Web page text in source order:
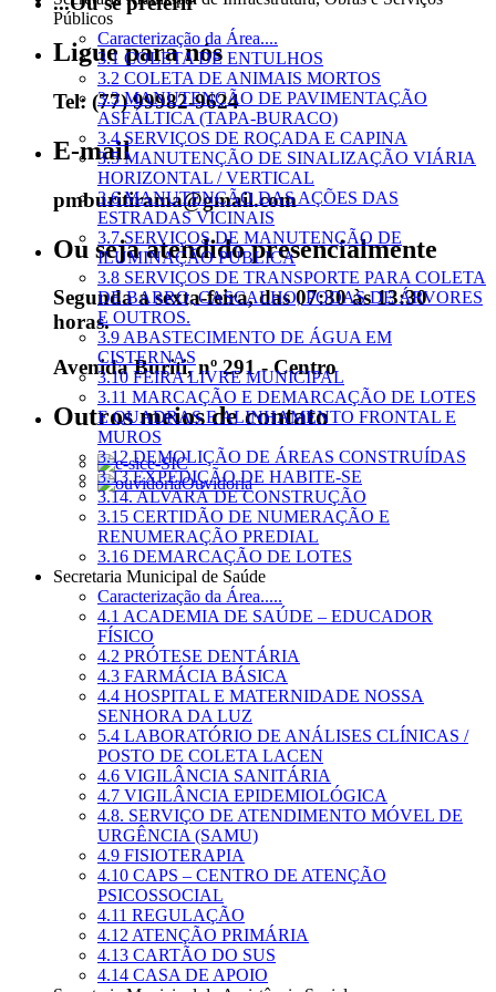
Ligue para nós
Tel: (77) 99982-9624
E-mail
pmburitirama@gmail.com
Ou seja atendido presencialmente
Segunda a sexta-feira, das 07:30 às 13:30
horas.
Avenida Buriti, nº 291 - Centro
Outros meios de contato
e-SIC
Ouvidoria
Públicos
Caracterização da Área....
3.1 COLETA DE ENTULHOS
3.2 COLETA DE ANIMAIS MORTOS
3.3 MANUTENÇÃO DE PAVIMENTAÇÃO
ASFÁLTICA (TAPA-BURACO)
3.4 SERVIÇOS DE ROÇADA E CAPINA
3.5 MANUTENÇÃO DE SINALIZAÇÃO VIÁRIA
HORIZONTAL / VERTICAL
3.6 MANUTENÇÃO DAS AÇÕES DAS
ESTRADAS VICINAIS
3.7 SERVIÇOS DE MANUTENÇÃO DE
ILUMINAÇÃO PÚBLICA
3.8 SERVIÇOS DE TRANSPORTE PARA COLETA
DE BARRO, CASCALHO, PODAS DE ÁRVORES
E OUTROS.
3.9 ABASTECIMENTO DE ÁGUA EM
CISTERNAS
3.10 FEIRA LIVRE MUNICIPAL
3.11 MARCAÇÃO E DEMARCAÇÃO DE LOTES
E QUADRAS E ALINHAMENTO FRONTAL E
MUROS
3.12 DEMOLIÇÃO DE ÁREAS CONSTRUÍDAS
3.13 EXPEDIÇÃO DE HABITE-SE
3.14. ALVARÁ DE CONSTRUÇÃO
3.15 CERTIDÃO DE NUMERAÇÃO E
RENUMERAÇÃO PREDIAL
3.16 DEMARCAÇÃO DE LOTES
Secretaria Municipal de Saúde
Caracterização da Área.....
4.1 ACADEMIA DE SAÚDE – EDUCADOR
FÍSICO
4.2 PRÓTESE DENTÁRIA
4.3 FARMÁCIA BÁSICA
4.4 HOSPITAL E MATERNIDADE NOSSA
SENHORA DA LUZ
5.4 LABORATÓRIO DE ANÁLISES CLÍNICAS /
POSTO DE COLETA LACEN
4.6 VIGILÂNCIA SANITÁRIA
4.7 VIGILÂNCIA EPIDEMIOLÓGICA
4.8. SERVIÇO DE ATENDIMENTO MÓVEL DE
URGÊNCIA (SAMU)
4.9 FISIOTERAPIA
4.10 CAPS – CENTRO DE ATENÇÃO
PSICOSSOCIAL
4.11 REGULAÇÃO
4.12 ATENÇÃO PRIMÁRIA
4.13 CARTÃO DO SUS
4.14 CASA DE APOIO